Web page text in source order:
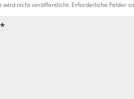
wird nicht veröffentlicht. Erforderliche Felder